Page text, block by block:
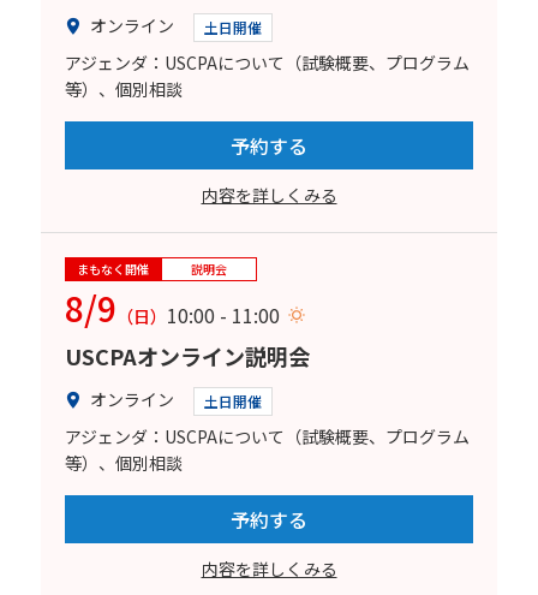
オンライン 土日開催
アジェンダ：USCPAについて（試験概要、プログラム
等）、個別相談
予約する
内容を詳しくみる
まもなく開催 説明会
8/9 （日） 10:00 - 11:00
USCPAオンライン説明会
オンライン 土日開催
アジェンダ：USCPAについて（試験概要、プログラム
等）、個別相談
予約する
内容を詳しくみる